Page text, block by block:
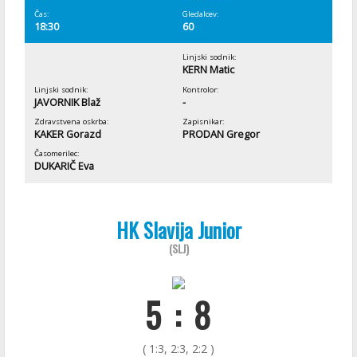
Čas:
18:30
Gledalcev:
60
Linjski sodnik:
KERN Matic
Linjski sodnik:
JAVORNIK Blaž
Kontrolor:
-
Zdravstvena oskrba:
KAKER Gorazd
Zapisnikar:
PRODAN Gregor
Časomerilec:
DUKARIČ Eva
HK Slavija Junior
(SLJ)
5 : 8
( 1:3, 2:3, 2:2 )